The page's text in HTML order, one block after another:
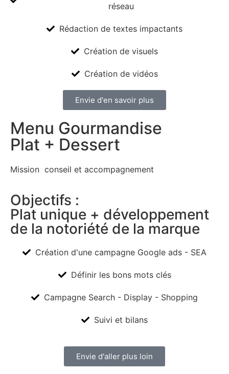
réseau
Rédaction de textes impactants
Création de visuels
Création de vidéos
Envie d'en savoir plus
Menu Gourmandise
Plat + Dessert
Mission conseil et accompagnement
Objectifs :
Plat unique + développement
de la notoriété de la marque
Création d'une campagne Google ads - SEA
Définir les bons mots clés
Campagne Search - Display - Shopping
Suivi et bilans
Envie d'aller plus loin